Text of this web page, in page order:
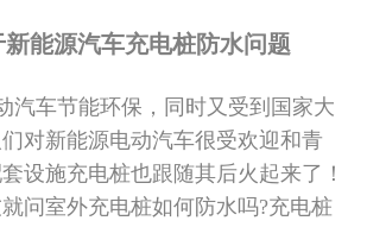
能源汽车充电桩防水问题
汽车节能环保，同时又受到国家大
对新能源电动汽车很受欢迎和青
设施充电桩也跟随其后火起来了！
问室外充电桩如何防水吗?充电桩